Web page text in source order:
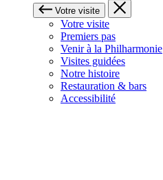
Votre visite
Votre visite
Premiers pas
Venir à la Philharmonie
Visites guidées
Notre histoire
Restauration & bars
Accessibilité